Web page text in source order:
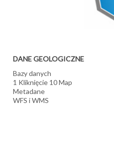
DANE GEOLOGICZNE
Bazy danych
1 Kliknięcie 10 Map
Metadane
WFS i WMS